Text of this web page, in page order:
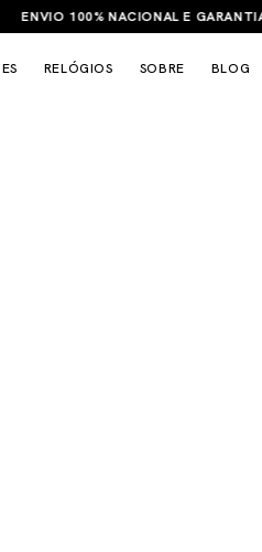
ENVIO 100% NACIONAL E GARANTIA
RELÓGIOS SOBRE BLOG